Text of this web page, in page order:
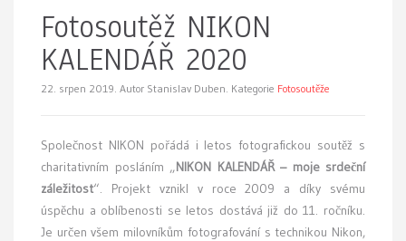
Fotosoutěž NIKON
KALENDÁŘ 2020
22. srpen 2019. Autor Stanislav Duben. Kategorie Fotosoutěže
Společnost NIKON pořádá i letos fotografickou soutěž s
charitativním posláním „NIKON KALENDÁŘ – moje srdeční
záležitost“. Projekt vznikl v roce 2009 a díky svému
úspěchu a oblíbenosti se letos dostává již do 11. ročníku.
Je určen všem milovníkům fotografování s technikou Nikon,